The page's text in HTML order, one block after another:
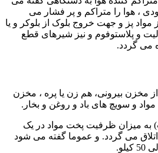
، هوا را متراکم و پر فشار می
پز و جهت خروج بلوک از بلوکر و یا
و پلاستوفوم و نیز شیرهای قطع
می گردد.
مخزن بیرونی، هم زن یا پره ، مخزن
و سویچ های باد و روغن و بخار.
به میزان ظرفیت پخت مواد در یک
می گردد. و عموما گفته می شود